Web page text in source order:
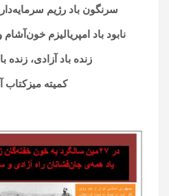
سرنگون باد رژیم
نابود باد امپریالیزم
زنده باد آزادی، زنده
کمیته میزکتاب